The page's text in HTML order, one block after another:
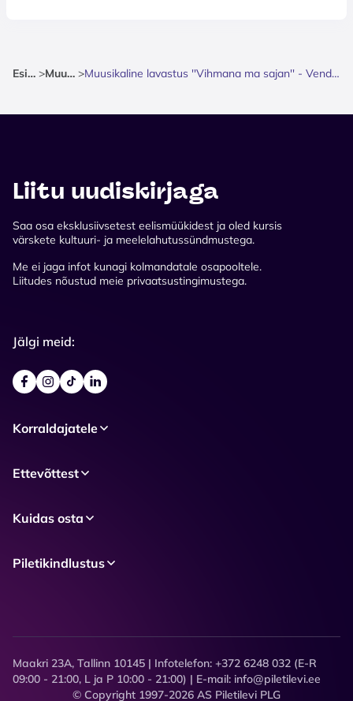
Esileht > Muusika > Muusikaline lavastus ''Vihmana ma sajan'' - Vendade Urbide lugu
Liitu uudiskirjaga
Saa osa eksklusiivsetest eelismüükidest ja oled kursis
värskete kultuuri- ja meelelahutussündmustega.
Me ei jaga infot kunagi kolmandatale osapooltele.
Liitudes nõustud meie privaatsustingimustega.
Jälgi meid:
Korraldajatele
Ettevõttest
Kuidas osta
Piletikindlustus
Maakri 23A, Tallinn 10145 | Infotelefon: +372 6248 032 (E-R
09:00 - 21:00, L ja P 10:00 - 21:00) | E-mail: info@piletilevi.ee
© Copyright 1997-2026 AS Piletilevi PLG